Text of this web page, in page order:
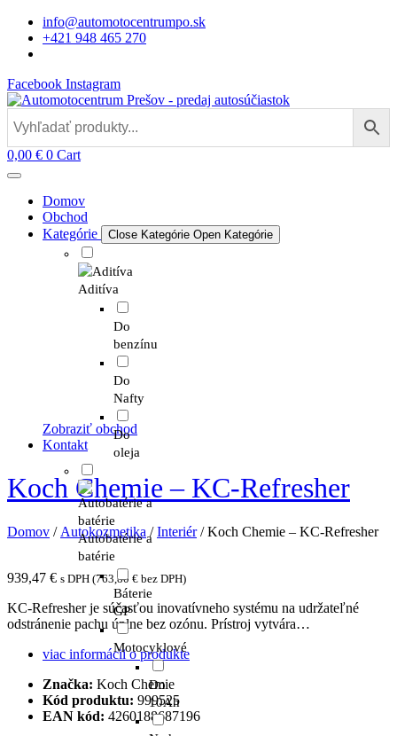
Preskočiť
obsah
info@automotocentrumpo.sk
+421 948 465 270
Facebook Instagram
0,00 € 0 Cart
Domov
Obchod
Kategórie
Close Kategórie Open Kategórie
Aditíva
Do
benzínu
Do
Nafty
Do
oleja
Autobatérie a
batérie
Báterie
GP
Motocyklové
Do
10Ah
Zobraziť obchod
Kontakt
Koch Chemie – KC-Refresher
Domov / Autokozmetika /Interiér/ Koch Chemie – KC-Refresher
939,47 € s DPH (763,80 € bez DPH)
KC-Refresher je súčasťou inovatívneho systému na udržateľné
odstránenie pachu úplne bez ozónu. Prístroj vytvára…
viac informácii o produkte
Značka: Koch Chemie
Kód produktu: 999525
EAN kód: 4260188687196